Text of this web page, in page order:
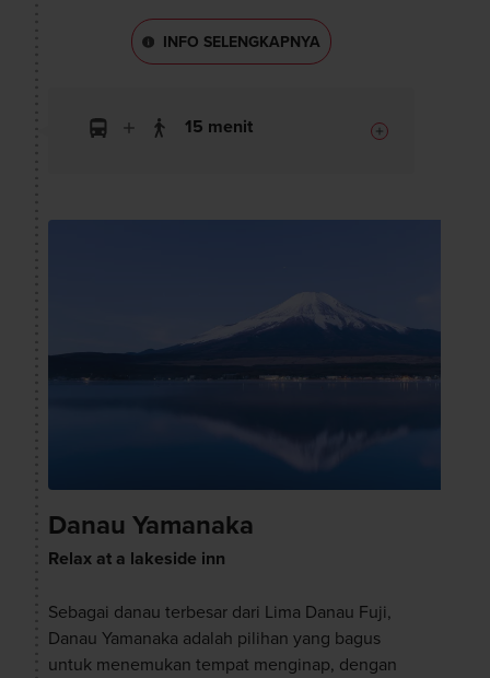
INFO SELENGKAPNYA
15 menit
Danau Yamanaka
Relax at a lakeside inn
Sebagai danau terbesar dari Lima Danau Fuji,
Danau Yamanaka adalah pilihan yang bagus
untuk menemukan tempat menginap, dengan